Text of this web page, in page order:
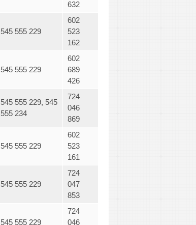
632
545 555 229
602
523
162
545 555 229
602
689
426
545 555 229, 545
555 234
724
046
869
545 555 229
602
523
161
545 555 229
724
047
853
545 555 229
724
046